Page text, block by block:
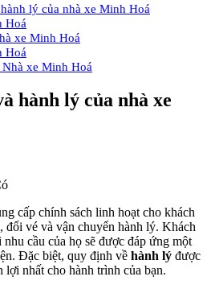
lý của nhà xe Minh Hoá
Hoá
xe Minh Hoá
Hoá
xe Minh Hoá
hành lý của nhà xe
cấp chính sách linh hoạt cho khách
đổi vé và vận chuyển hành lý. Khách
cầu của họ sẽ được đáp ứng một
Đặc biệt, quy định về hành lý được
lợi nhất cho hành trình của bạn.